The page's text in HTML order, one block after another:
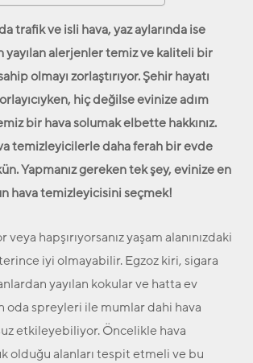
trafik ve isli hava, yaz aylarında ise
alerjenler temiz ve kaliteli bir
olmayı zorlaştırıyor. Şehir hayatı
hiç değilse evinize adım
bir hava solumak elbette hakkınız.
temizleyicilerle daha ferah bir evde
Yapmanız gereken tek şey, evinize en
hava temizleyicisini seçmek!
veya hapşırıyorsanız yaşam alanınızdaki
iyi olmayabilir. Egzoz kiri, sigara
yayılan kokular ve hatta ev
oda spreyleri ile mumlar dahi hava
etkileyebiliyor. Öncelikle hava
olduğu alanları tespit etmeli ve bu